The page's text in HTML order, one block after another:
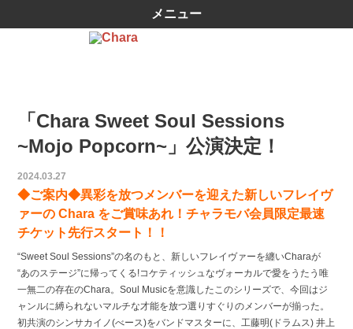
メニュー
「Chara Sweet Soul Sessions
~Mojo Popcorn~」公演決定！
2024.03.27
◆ご案内◆異彩を放つメンバーを迎えた新しいフレイヴ
ァーの Chara をご賞味あれ！チャラモバ会員限定最速
チケット先行スタート！！
“Sweet Soul Sessions”の名のもと、新しいフレイヴァーを纏いCharaが
“あのステージ”に帰ってくる!コケティッシュなヴォーカルで愛をうたう唯
一無二の存在のChara。Soul Musicを意識したこのシリーズで、今回はジ
ャンルに縛られないマルチな才能を放つ選りすぐりのメンバーが揃った。
初共演のシンサカイノ(べース)をバンドマスターに、工藤明(ドラムス) 井上